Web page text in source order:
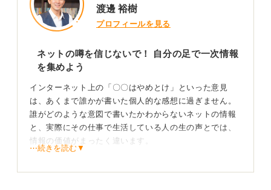
渡邊 裕樹
プロフィールを見る
ネットの噂を信じないで！ 自分の足で一次情報
を集めよう
インターネット上の「〇〇はやめとけ」といった意見
は、あくまで誰かが書いた個人的な感想に過ぎません。
誰がどのような意図で書いたかわからないネットの情報
と、実際にその仕事で生活している人の生の声とでは、
情報の価値がまったく違います。
にかつ品質高くモノ作りができるようにする」仕事で
⋯続きを読む▼